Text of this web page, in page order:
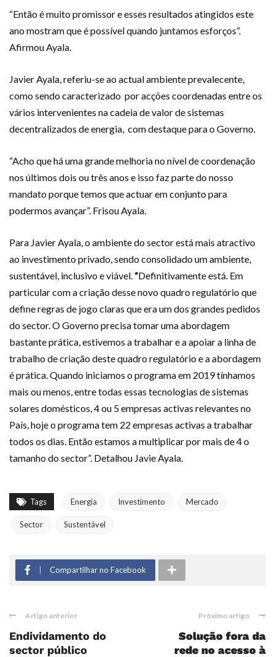
“Então é muito promissor e esses resultados atingidos este
ano mostram que é possível quando juntamos esforços”.
Afirmou Ayala.
Javier Ayala, referiu-se ao actual ambiente prevalecente,
como sendo caracterizado por acções coordenadas entre os
vários intervenientes na cadeia de valor de sistemas
decentralizados de energia, com destaque para o Governo.
“Acho que há uma grande melhoria no nível de coordenação
nos últimos dois ou três anos e isso faz parte do nosso
mandato porque temos que actuar em conjunto para
podermos avançar”. Frisou Ayala.
Para Javier Ayala, o ambiente do sector está mais atractivo
ao investimento privado, sendo consolidado um ambiente,
sustentável, inclusivo e viável. “Definitivamente está. Em
particular com a criação desse novo quadro regulatório que
define regras de jogo claras que era um dos grandes pedidos
do sector. O Governo precisa tomar uma abordagem
bastante prática, estivemos a trabalhar e a apoiar a linha de
trabalho de criação deste quadro regulatório e a abordagem
é prática. Quando iniciamos o programa em 2019 tínhamos
mais ou menos, entre todas essas tecnologias de sistemas
solares domésticos, 4 ou 5 empresas activas relevantes no
País, hoje o programa tem 22 empresas activas a trabalhar
todos os dias. Então estamos a multiplicar por mais de 4 o
tamanho do sector”. Detalhou Javie Ayala.
Tags Energia Investimento Mercado
Sector Sustentável
Compartilhar no Facebook
Artigo anterior
Endividamento do
sector público
Próximo artigo
Solução fora da
rede no acesso à